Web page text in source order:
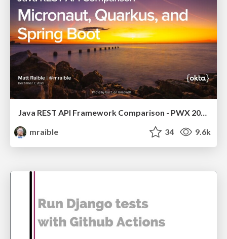
Java REST API Framework Comparison - PWX 2021
mraible
34 9.6k